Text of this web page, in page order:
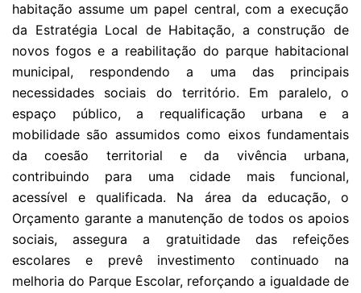
habitação assume um papel central, com a execução
da Estratégia Local de Habitação, a construção de
novos fogos e a reabilitação do parque habitacional
municipal, respondendo a uma das principais
necessidades sociais do território. Em paralelo, o
espaço público, a requalificação urbana e a
mobilidade são assumidos como eixos fundamentais
da coesão territorial e da vivência urbana,
contribuindo para uma cidade mais funcional,
acessível e qualificada. Na área da educação, o
Orçamento garante a manutenção de todos os apoios
sociais, assegura a gratuitidade das refeições
escolares e prevê investimento continuado na
melhoria do Parque Escolar, reforçando a igualdade de